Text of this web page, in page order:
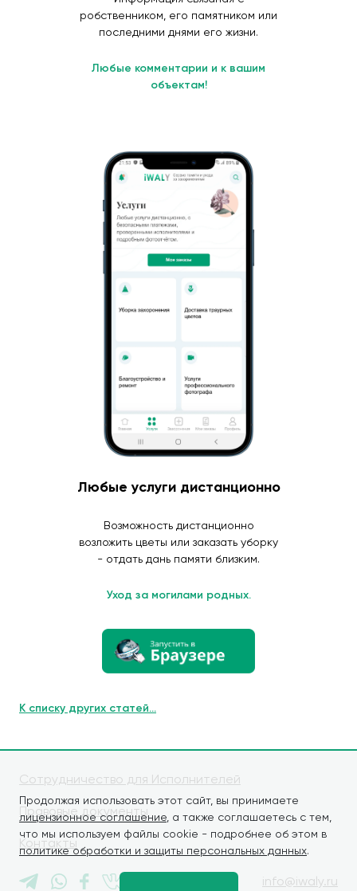
Продолжая использовать этот сайт, вы принимаете
лицензионное соглашение , а также соглашаетесь с тем,
что мы используем файлы cookie - подробнее об этом в
политике обработки и защиты персональных данных.
робственником, его памятником или
последними днями его жизни.
Любые комментарии и к вашим
объектам!
Любые услуги дистанционно
Возможность дистанционно
возложить цветы или заказать уборку
- отдать дань памяти близким.
Уход за могилами родных.
К списку других статей...
Сотрудничество для Исполнителей
Правовые документы
Контакты
info@iwaly.ru